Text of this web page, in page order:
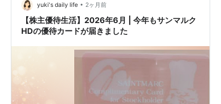
yuki's daily life • 2ヶ月前
【株主優待生活】2026年6月 | 今年もサンマルク
HDの優待カードが届きました